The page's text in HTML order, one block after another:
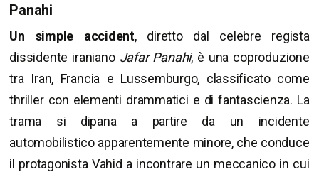
Panahi
Un simple accident, diretto dal celebre regista
dissidente iraniano Jafar Panahi, è una coproduzione
tra Iran, Francia e Lussemburgo, classificato come
thriller con elementi drammatici e di fantascienza. La
trama si dipana a partire da un incidente
automobilistico apparentemente minore, che conduce
il protagonista Vahid a incontrare un meccanico in cui